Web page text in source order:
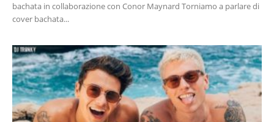
bachata in collaborazione con Conor Maynard Torniamo a parlare di
cover bachata...